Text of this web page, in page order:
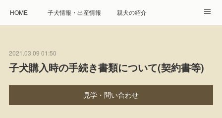
HOME 子犬情報・出産情報 親犬の紹介
遺伝疾患への取り組み Instagram
プレジール親睦会 特定商取引に基づく表記
2021.03.09 01:50
子犬購入時の手続き書類について(契約書等)
見学・問い合わせ